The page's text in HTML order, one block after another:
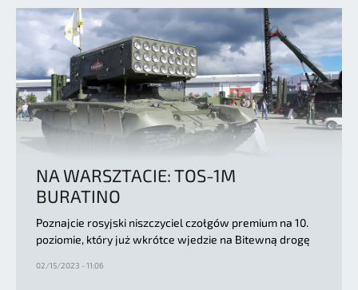
NA WARSZTACIE: TOS-1M
BURATINO
Poznajcie rosyjski niszczyciel czołgów premium na 10.
poziomie, który już wkrótce wjedzie na Bitewną drogę
02/15/2023 - 11:06